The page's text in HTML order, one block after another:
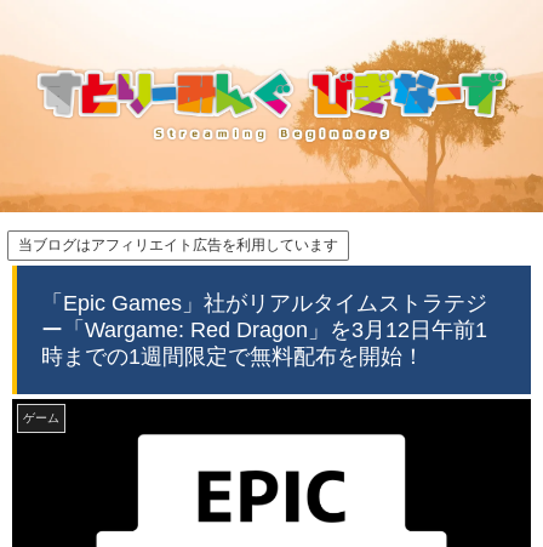
当ブログはアフィリエイト広告を利用しています
「Epic Games」社がリアルタイムストラテジ
ー「Wargame: Red Dragon」を3月12日午前1
時までの1週間限定で無料配布を開始！
ゲーム